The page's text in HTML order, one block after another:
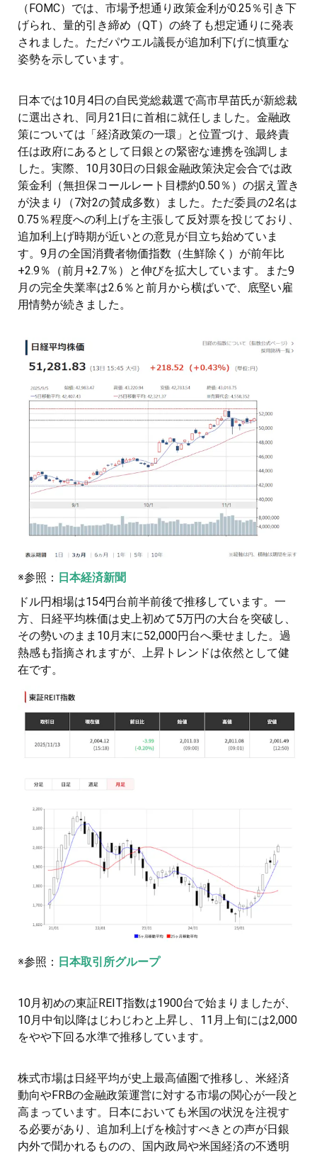
（FOMC）では、市場予想通り政策金利が0.25％引き下
げられ、量的引き締め（QT）の終了も想定通りに発表
されました。ただパウエル議長が追加利下げに慎重な
姿勢を示しています。
日本では10月4日の自民党総裁選で高市早苗氏が新総裁
に選出され、同月21日に首相に就任しました。金融政
策については「経済政策の一環」と位置づけ、最終責
任は政府にあるとして日銀との緊密な連携を強調しま
した。実際、10月30日の日銀金融政策決定会合では政
策金利（無担保コールレート目標約0.50％）の据え置き
が決まり（7対2の賛成多数）ました。ただ委員の2名は
0.75％程度への利上げを主張して反対票を投じており、
追加利上げ時期が近いとの意見が目立ち始めていま
す。9月の全国消費者物価指数（生鮮除く）が前年比
+2.9％（前月+2.7％）と伸びを拡大しています。また9
月の完全失業率は2.6％と前月から横ばいで、底堅い雇
用情勢が続きました。
※参照： 日本経済新聞
ドル円相場は154円台前半前後で推移しています。一
方、日経平均株価は史上初めて5万円の大台を突破し、
その勢いのまま10月末に52,000円台へ乗せました。過
熱感も指摘されますが、上昇トレンドは依然として健
在です。
※参照： 日本取引所グループ
10月初めの東証REIT指数は1900台で始まりましたが、
10月中旬以降はじわじわと上昇し、11月上旬には2,000
をやや下回る水準で推移しています。
株式市場は日経平均が史上最高値圏で推移し、米経済
動向やFRBの金融政策運営に対する市場の関心が一段と
高まっています。日本においても米国の状況を注視す
る必要があり、追加利上げを検討すべきとの声が日銀
内外で聞かれるものの、国内政局や米国経済の不透明